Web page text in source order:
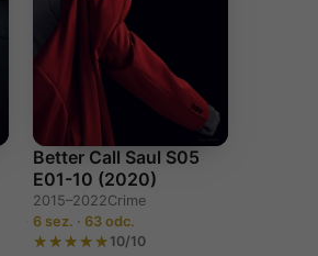
Better Call Saul S05
E01-10 (2020)
2015–2022Crime
6 sez. · 63 odc.
10/10